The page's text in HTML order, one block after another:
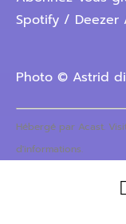
Spotify / Deezer
Photo © Astrid
Hébergé par Acast.
d'informations.